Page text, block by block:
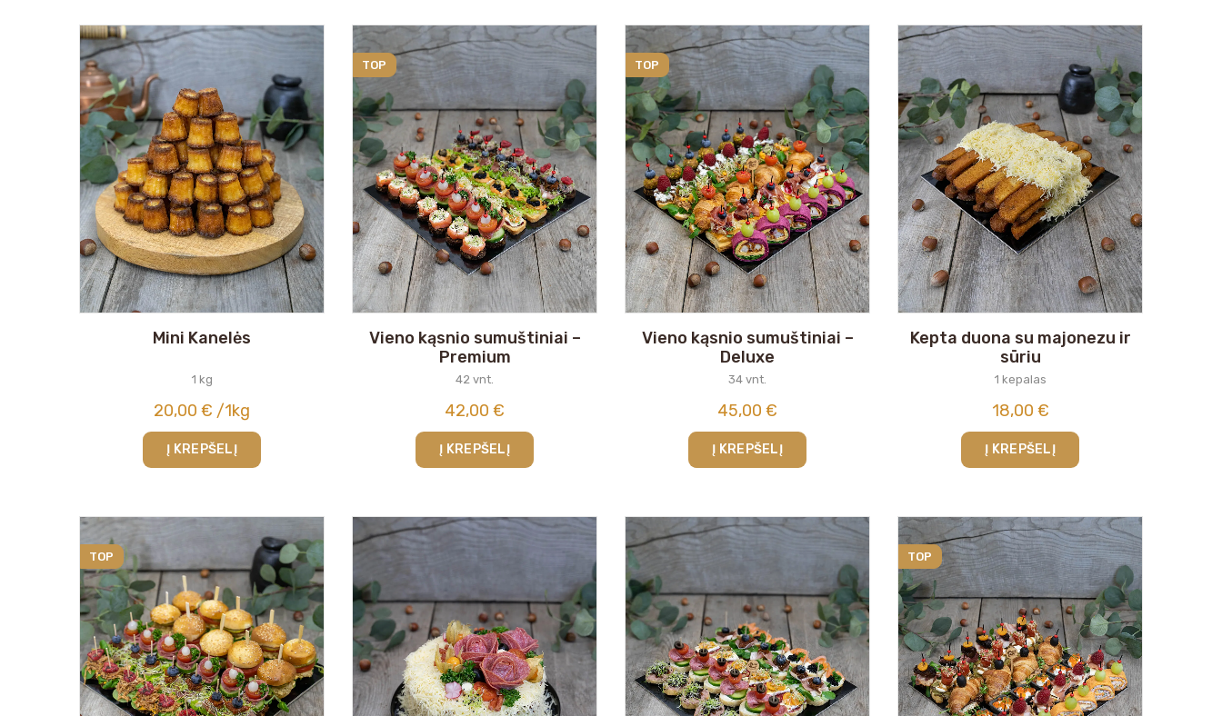
Mini Kanelės
1 kg
20,00 € /1kg
Į KREPŠELĮ
TOP
Vieno kąsnio sumuštiniai –
Premium
42 vnt.
42,00 €
Į KREPŠELĮ
TOP
Vieno kąsnio sumuštiniai –
Deluxe
34 vnt.
45,00 €
Į KREPŠELĮ
Kepta duona su majonezu ir
sūriu
1 kepalas
18,00 €
Į KREPŠELĮ
TOP TOP